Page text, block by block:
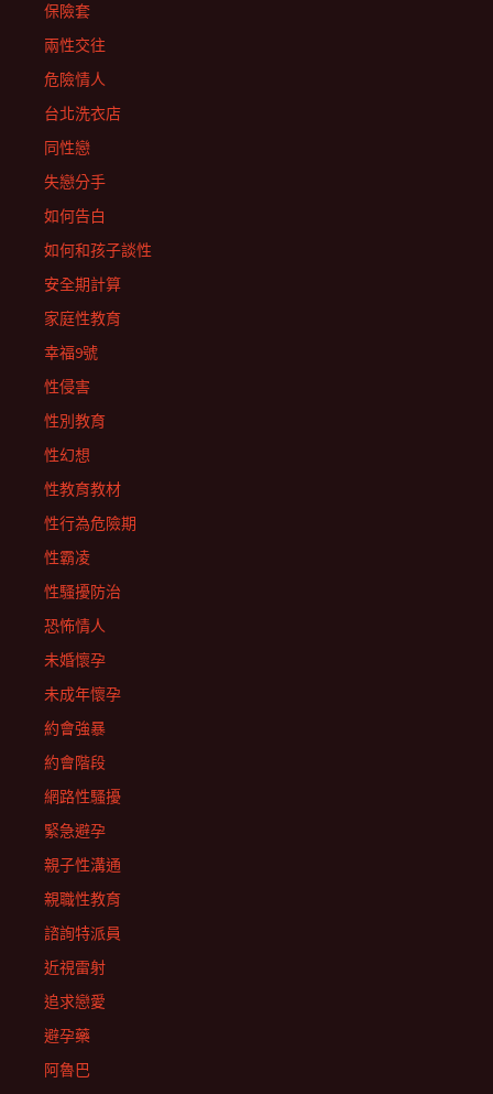
保險套
兩性交往
危險情人
台北洗衣店
同性戀
失戀分手
如何告白
如何和孩子談性
安全期計算
家庭性教育
幸福9號
性侵害
性別教育
性幻想
性教育教材
性行為危險期
性霸凌
性騷擾防治
恐怖情人
未婚懷孕
未成年懷孕
約會強暴
約會階段
網路性騷擾
緊急避孕
親子性溝通
親職性教育
諮詢特派員
近視雷射
追求戀愛
避孕藥
阿魯巴